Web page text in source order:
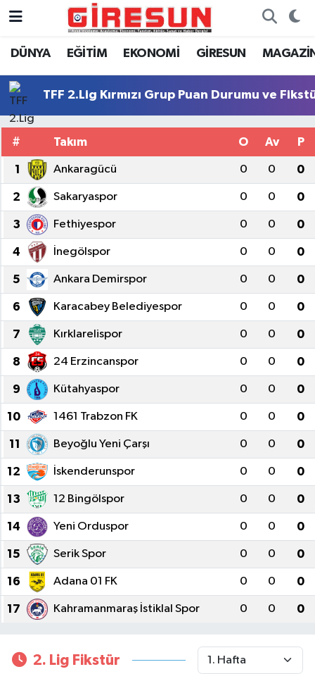
DÜNYA EĞİTİM EKONOMİ GİRESUN
TFF 2.Lig Kırmızı Grup Puan Durumu ve
# Takım O Av P
1 Ankaragücü 0 0 0
2 Sakaryaspor 0 0 0
3 Fethiyespor 0 0 0
4 İnegölspor 0 0 0
5 Ankara Demirspor 0 0 0
6 Karacabey Belediyespor 0 0 0
7 Kırklarelispor 0 0 0
8 24 Erzincanspor 0 0 0
9 Kütahyaspor 0 0 0
10 1461 Trabzon FK 0 0 0
11 Beyoğlu Yeni Çarşı 0 0 0
12 İskenderunspor 0 0 0
13 12 Bingölspor 0 0 0
14 Yeni Orduspor 0 0 0
15 Serik Spor 0 0 0
16 Adana 01 FK 0 0 0
17 Kahramanmaraş İstiklal Spor 0 0 0
2. Lig Fikstür
Hava Durumu
Trafik Durumu
Süper Lig Puan Durumu ve Fikstür
Tüm Manşetler
Son Dakika Haberleri
Haber Arşivi